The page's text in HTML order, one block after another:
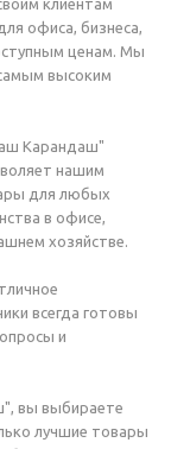
клиентам
офиса, бизнеса,
ценам. Мы
высоким
Карандаш"
нашим
для любых
в офисе,
хозяйстве.
всегда готовы
и
вы выбираете
лучшие товары